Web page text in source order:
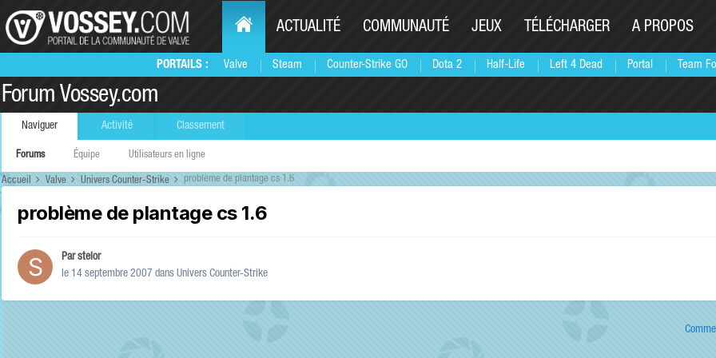
PORTAILS : Valve Steam Counter-Strike GO Dota 2 Half-Life Left 4 Dead Portal Team
ACTUALITÉ COMMUNAUTÉ JEUX TÉLÉCHARGER A PROPOS
Forum Vossey.com
Naviguer
Forums Équipe Utilisateurs en ligne
Activité Classement
Accueil Valve Univers Counter-Strike problème de plantage cs 1.6
problème de plantage cs 1.6
Parstelor
le 14 septembre 2007 dans Univers Counter-Strike